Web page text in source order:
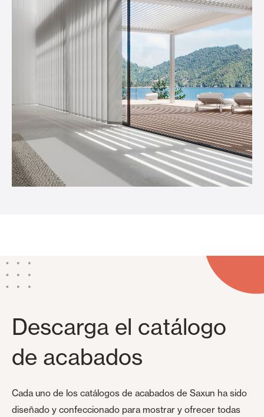
Descarga el catálogo
de acabados
Cada uno de los catálogos de acabados de Saxun ha sido
diseñado y confeccionado para mostrar y ofrecer todas